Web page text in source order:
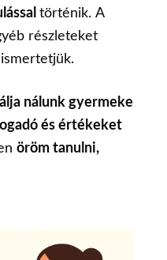
történik. A
részleteket
nálunk gyermeke
és értékeket
öröm tanulni,